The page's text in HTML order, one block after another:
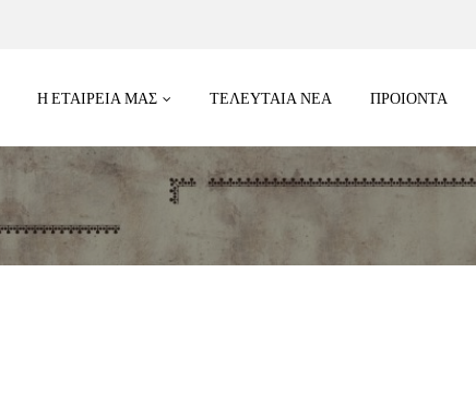
Η ΕΤΑΙΡΕΙΑ ΜΑΣ ΤΕΛΕΥΤΑΊΑ ΝΈΑ ΠΡΟΙΟΝΤΑ